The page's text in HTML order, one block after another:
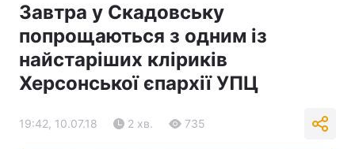
Завтра у Скадовську
попрощаються з одним із
найстаріших кліриків
Херсонської єпархії УПЦ
19:42, 10.07.18 2 хв. 735